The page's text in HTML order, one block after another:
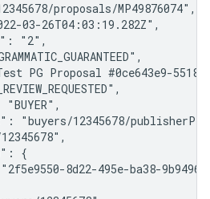
proposals/MP49876074",
03-26T04:03:19.282Z",
"2",
PG Proposal #0ce643e9-5518-
"buyers/12345678/
{
8d22-495e-ba38-